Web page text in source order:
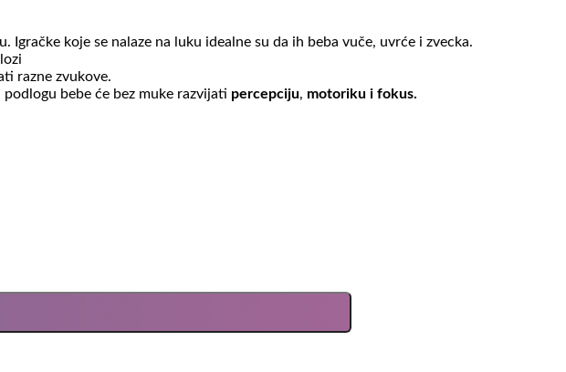
Igračke koje se nalaze na luku idealne su da ih beba vuče, uvrće i zvecka.
razne zvukove.
podlogu bebe će bez muke razvijati percepciju, motoriku i fokus.